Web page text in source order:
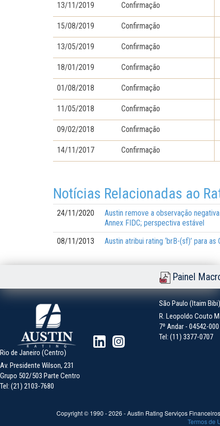
13/11/2019 Confirmação
15/08/2019 Confirmação
13/05/2019 Confirmação
18/01/2019 Confirmação
01/08/2018 Confirmação
11/05/2018 Confirmação
09/02/2018 Confirmação
14/11/2017 Confirmação
Notícias Relacionadas ao
24/11/2020
Austin remove a observação
Annex FIDC; perspectiva estável
08/11/2013
Austin atribui rating ‘brB-(sf)’ para
Painel
São Paulo (Itaim Bibi)
R. Leopoldo Couto
7º Andar - 04542-
Tel: (11) 3377-0707
Rio de Janeiro (Centro)
Av. Presidente Wilson, 231
Grupo 502/503 Parte Centro
Tel: (21) 2103-7680
Copyright © 1990 -2026 - Austin Rating Serviços
Termos de